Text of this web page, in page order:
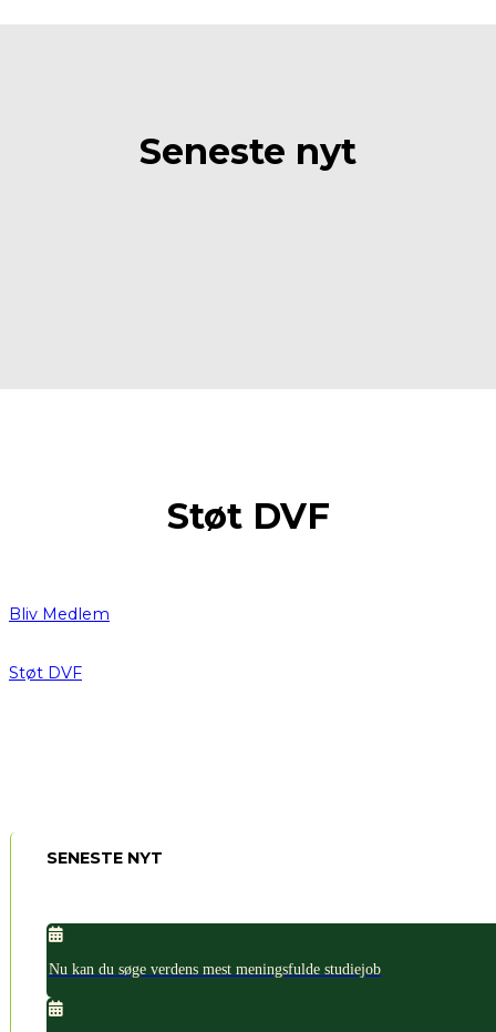
Seneste nyt
Støt DVF
Bliv Medlem
Støt DVF
SENESTE NYT
Nu kan du søge verdens mest meningsfulde studiejob